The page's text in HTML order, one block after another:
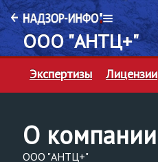
ООО "АНТЦ+"
Экспертизы Лицензии
О компании
ООО "АНТЦ+"